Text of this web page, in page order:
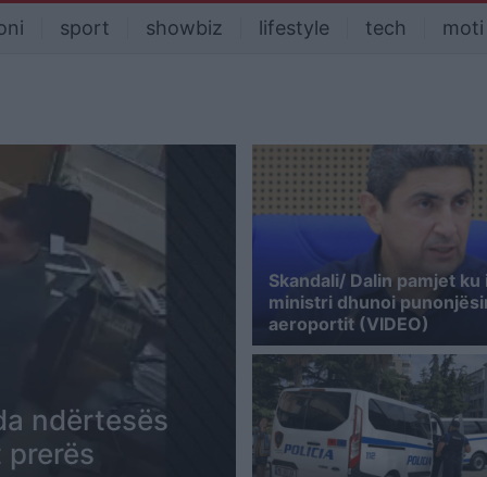
sport showbiz lifestyle tech moti
ndërtesës
prerës
Skandali/ Dalin pamjet ku
ministri dhunoi
aeroportit (VIDEO)